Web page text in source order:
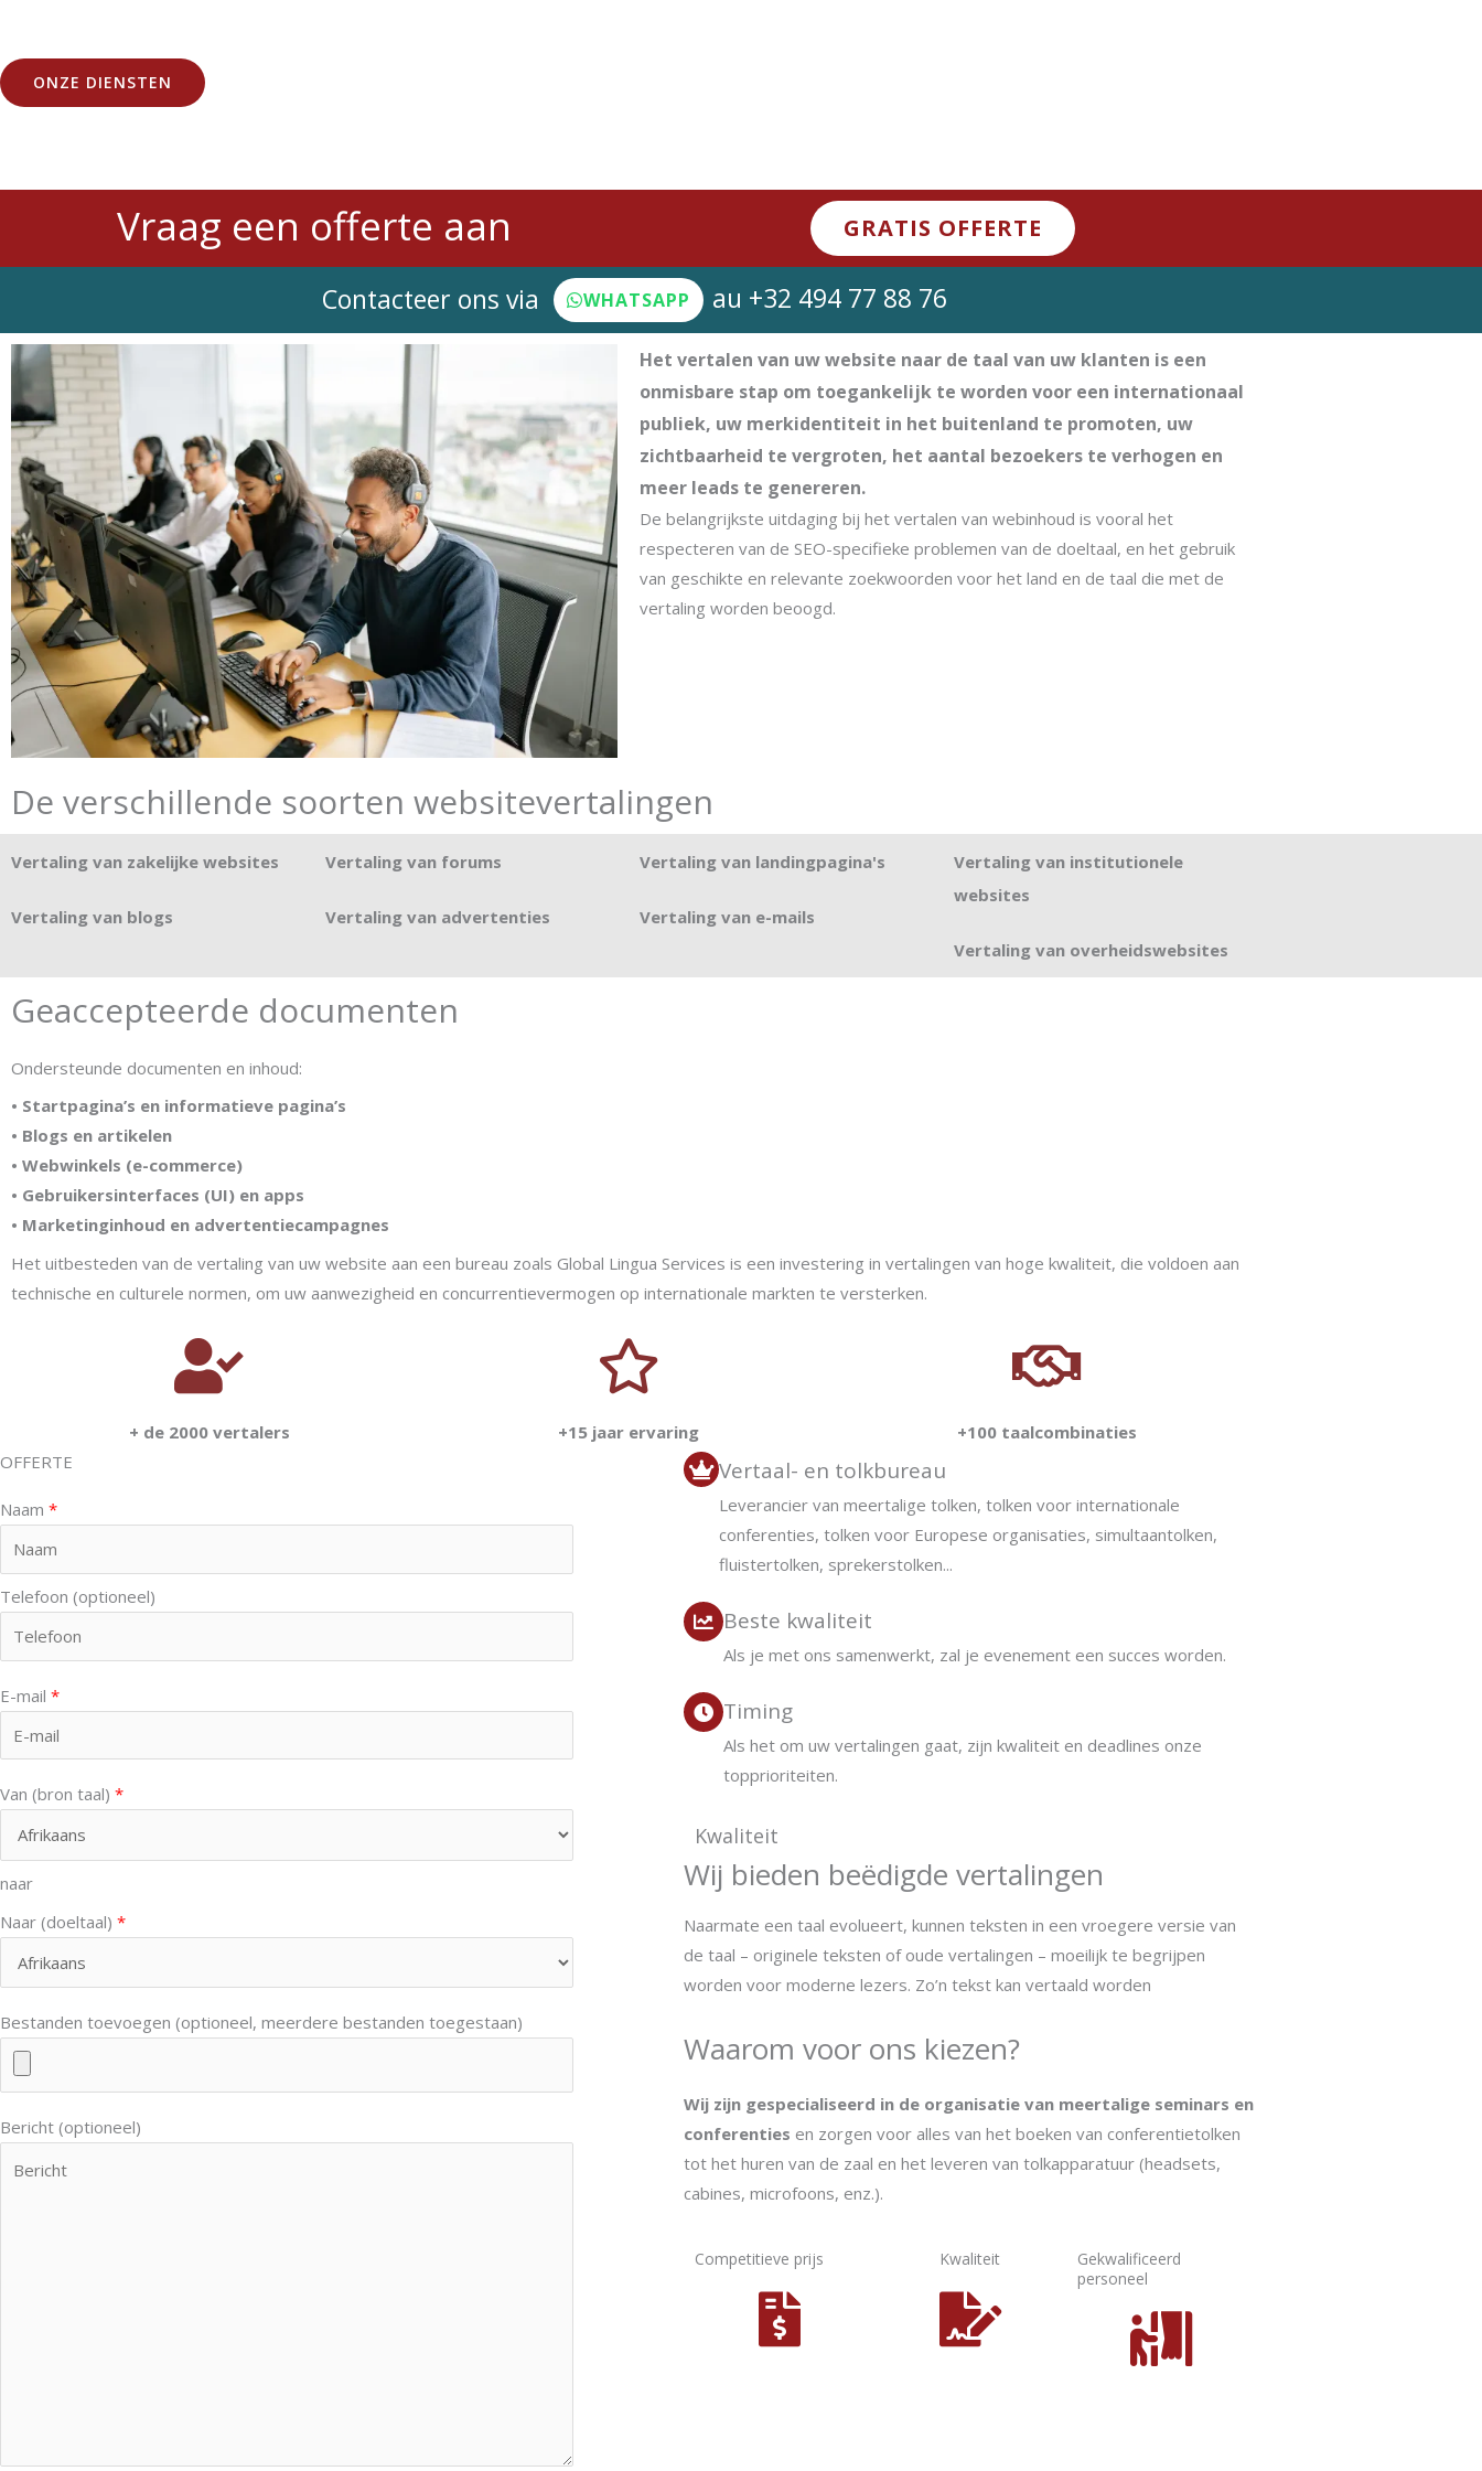
ONZE DIENSTEN
Vraag een offerte aan GRATIS OFFERTE
Contacteer ons via WHATSAPP au +32 494 77 88 76
Het vertalen van uw website naar de taal van uw klanten is een
onmisbare stap om toegankelijk te worden voor een internationaal
publiek, uw merkidentiteit in het buitenland te promoten, uw
zichtbaarheid te vergroten, het aantal bezoekers te verhogen en
meer leads te genereren.
De belangrijkste uitdaging bij het vertalen van webinhoud is vooral het
respecteren van de SEO-specifieke problemen van de doeltaal, en het gebruik
van geschikte en relevante zoekwoorden voor het land en de taal die met de
vertaling worden beoogd.
De verschillende soorten websitevertalingen
Vertaling van zakelijke websites
Vertaling van blogs
Vertaling van forums
Vertaling van advertenties
Vertaling van landingpagina's
Vertaling van e-mails
Vertaling van institutionele
websites
Vertaling van overheidswebsites
Geaccepteerde documenten
Ondersteunde documenten en inhoud:
• Startpagina’s en informatieve pagina’s
• Blogs en artikelen
• Webwinkels (e-commerce)
• Gebruikersinterfaces (UI) en apps
• Marketinginhoud en advertentiecampagnes
Het uitbesteden van de vertaling van uw website aan een bureau zoals Global Lingua Services is een investering in vertalingen van hoge kwaliteit, die voldoen aan
technische en culturele normen, om uw aanwezigheid en concurrentievermogen op internationale markten te versterken.
+ de 2000 vertalers +15 jaar ervaring
+100 taalcombinaties
OFFERTE
Naam *
Telefoon (optioneel)
E-mail *
Van (bron taal) *
naar
Naar (doeltaal) *
Bestanden toevoegen (optioneel, meerdere bestanden toegestaan)
Bericht (optioneel)
Vertaal- en tolkbureau
Leverancier van meertalige tolken, tolken voor internationale
conferenties, tolken voor Europese organisaties, simultaantolken,
fluistertolken, sprekerstolken...
Beste kwaliteit
Als je met ons samenwerkt, zal je evenement een succes worden.
Timing
Als het om uw vertalingen gaat, zijn kwaliteit en deadlines onze
topprioriteiten.
Kwaliteit
Wij bieden beëdigde vertalingen
Naarmate een taal evolueert, kunnen teksten in een vroegere versie van
de taal – originele teksten of oude vertalingen – moeilijk te begrijpen
worden voor moderne lezers. Zo’n tekst kan vertaald worden
Waarom voor ons kiezen?
Wij zijn gespecialiseerd in de organisatie van meertalige seminars en
conferenties en zorgen voor alles van het boeken van conferentietolken
tot het huren van de zaal en het leveren van tolkapparatuur (headsets,
cabines, microfoons, enz.).
Competitieve prijs Kwaliteit
Gekwalificeerd
personeel